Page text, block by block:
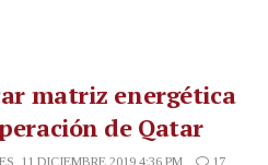
matriz energética
de Qatar
11 DICIEMBRE 2019 4:36 PM 17